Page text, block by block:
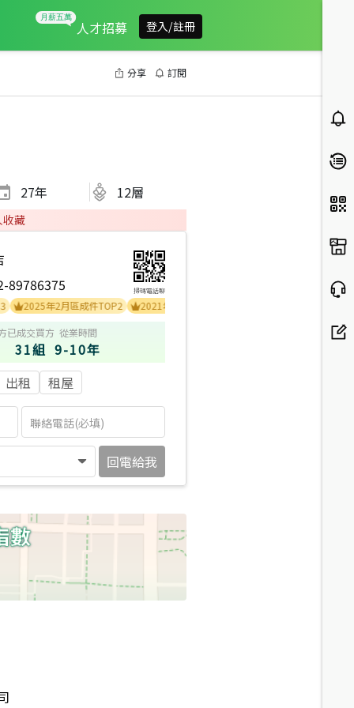
人才招募 登入/註冊
分享 訂閱
27年 12層
收藏
89786375 掃碼電話聊
年2月區成件TOP2 2021年11月區成件TOP3
已成交買方
31組
從業時間
9-10年
出租 租屋
回電給我